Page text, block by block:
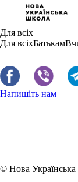
Для всіх
Для всіхБатькам
Напишіть нам
© Нова